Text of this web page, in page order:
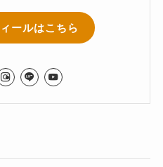
ールはこちら